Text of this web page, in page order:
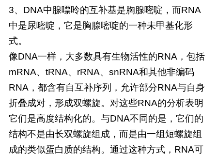
3、DNA中腺嘌呤的互补基是胸腺嘧啶，而RNA
中是尿嘧啶，它是胸腺嘧啶的一种未甲基化形
式。
像DNA一样，大多数具有生物活性的RNA，包括
mRNA、tRNA、rRNA、snRNA和其他非编码
RNA，都含有自互补序列，允许部分RNA与自身
折叠成对，形成双螺旋。对这些RNA的分析表明
它们是高度结构化的。与DNA不同的是，它们的
结构不是由长双螺旋组成，而是由一组短螺旋组
成的类似蛋白质的结构。通过这种方式，RNA可